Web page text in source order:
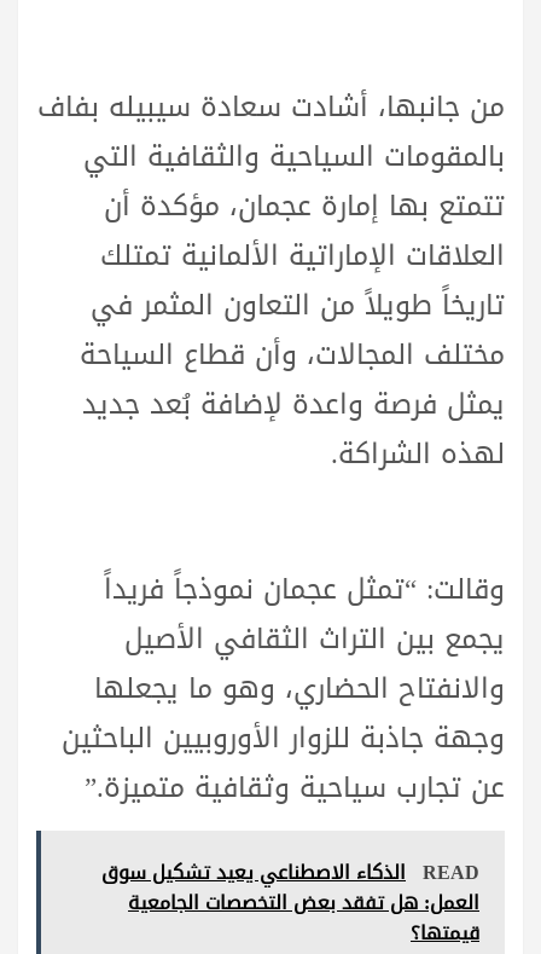
من جانبها، أشادت سعادة سيبيله بفاف
بالمقومات السياحية والثقافية التي
تتمتع بها إمارة عجمان، مؤكدة أن
العلاقات الإماراتية الألمانية تمتلك
تاريخاً طويلاً من التعاون المثمر في
مختلف المجالات، وأن قطاع السياحة
يمثل فرصة واعدة لإضافة بُعد جديد
لهذه الشراكة.
وقالت: “تمثل عجمان نموذجاً فريداً
يجمع بين التراث الثقافي الأصيل
والانفتاح الحضاري، وهو ما يجعلها
وجهة جاذبة للزوار الأوروبيين الباحثين
عن تجارب سياحية وثقافية متميزة.”
READ الذكاء الاصطناعي يعيد تشكيل سوق
العمل: هل تفقد بعض التخصصات الجامعية
قيمتها؟